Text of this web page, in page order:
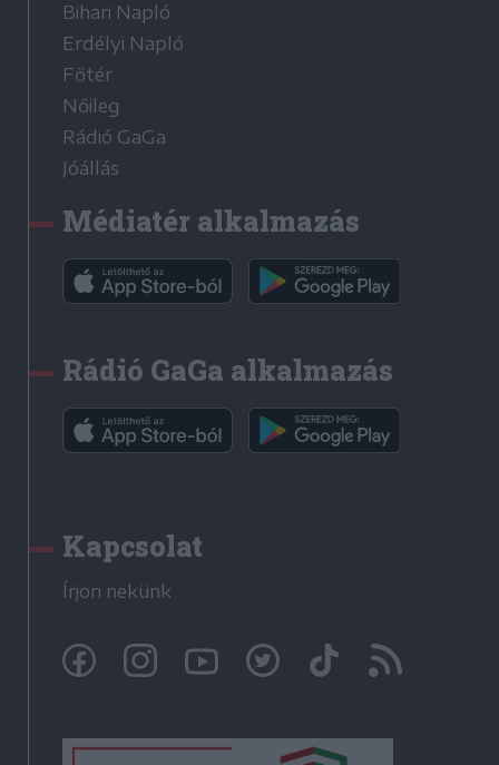
Bihari Napló
Erdélyi Napló
Főtér
Nőileg
Rádió GaGa
Jóállás
Médiatér alkalmazás
Rádió GaGa alkalmazás
Kapcsolat
Írjon nekünk